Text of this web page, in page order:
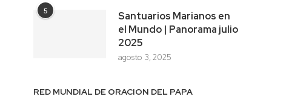
5
Santuarios Marianos en
el Mundo | Panorama julio
2025
agosto 3, 2025
RED MUNDIAL DE ORACION DEL PAPA